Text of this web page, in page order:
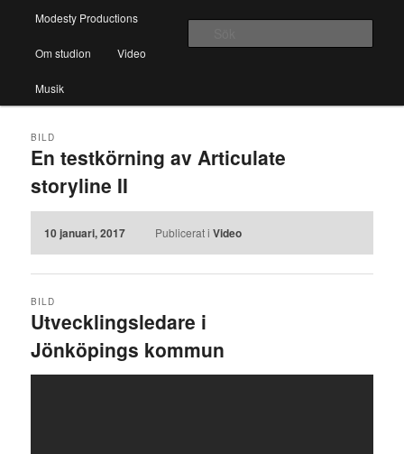
Modesty Productions
Hoppa till huvudinnehåll
Hoppa till sekundärt innehåll
Modesty Productions
Om studion Video
Musik
En testkörning av Articulate
storyline II
BILD
10 januari, 2017 Publicerat i Video
Utvecklingsledare i
Jönköpings kommun
BILD